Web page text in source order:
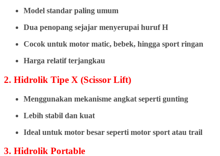
Model standar paling umum
Dua penopang sejajar menyerupai huruf H
Cocok untuk motor matic, bebek, hingga sport ringan
Harga relatif terjangkau
2. Hidrolik Tipe X (Scissor Lift)
Menggunakan mekanisme angkat seperti gunting
Lebih stabil dan kuat
Ideal untuk motor besar seperti motor sport atau trail
3. Hidrolik Portable